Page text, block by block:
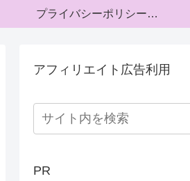
プライバシーポリシー・運営者情報
アフィリエイト広告利用
PR